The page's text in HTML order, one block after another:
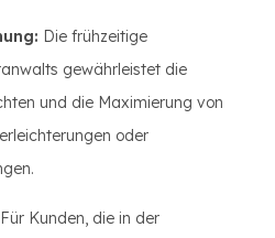
Die frühzeitige
gewährleistet die
und die Maximierung von
oder
Für Kunden, die in der